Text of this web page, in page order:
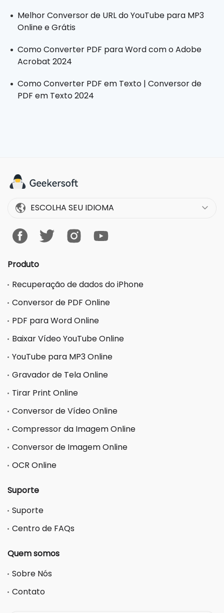
Melhor Conversor de URL do YouTube para MP3
Online e Grátis
Como Converter PDF para Word com o Adobe
Acrobat 2024
Como Converter PDF em Texto | Conversor de
PDF em Texto 2024
ESCOLHA SEU IDIOMA
Produto
Recuperação de dados do iPhone
Conversor de PDF Online
PDF para Word Online
Baixar Vídeo YouTube Online
YouTube para MP3 Online
Gravador de Tela Online
Tirar Print Online
Conversor de Vídeo Online
Compressor da Imagem Online
Conversor de Imagem Online
OCR Online
Suporte
Suporte
Centro de FAQs
Quem somos
Sobre Nós
Contato